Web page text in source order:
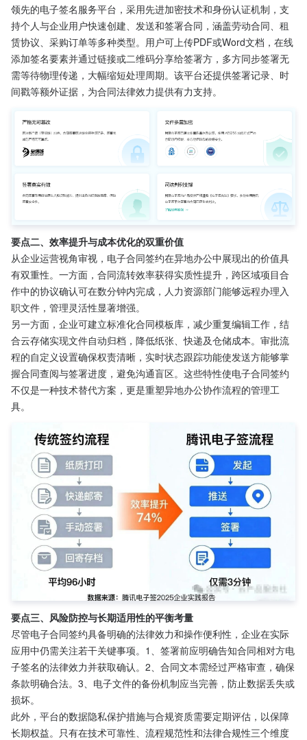
领先的电子签名服务平台，采用先进加密技术和身份认证机制，支
持个人与企业用户快速创建、发送和签署合同，涵盖劳动合同、租
赁协议、采购订单等多种类型。用户可上传PDF或Word文档，在线
添加签名要素并通过链接或二维码分享给签署方，多方同步签署无
需等待物理传递，大幅缩短处理周期。该平台还提供签署记录、时
间戳等额外证据，为合同法律效力提供有力支持。
要点二、效率提升与成本优化的双重价值
从企业运营视角审视，电子合同签约在异地办公中展现出的价值具
有双重性。一方面，合同流转效率获得实质性提升，跨区域项目合
作中的协议确认可在数分钟内完成，人力资源部门能够远程办理入
职文件，管理灵活性显著增强。
另一方面，企业可建立标准化合同模板库，减少重复编辑工作，结
合云存储实现文件自动归档，降低纸张、快递及仓储成本。审批流
程的自定义设置确保权责清晰，实时状态跟踪功能使发送方能够掌
握合同查阅与签署进度，避免沟通盲区。这些特性使电子合同签约
不仅是一种技术替代方案，更是重塑异地办公协作流程的管理工
具。
要点三、风险防控与长期适用性的平衡考量
尽管电子合同签约具备明确的法律效力和操作便利性，企业在实际
应用中仍需关注若干关键事项。1、签署前应明确告知合同相对方电
子签名的法律效力并获取确认。2、合同文本需经过严格审查，确保
条款明确合法。3、电子文件的备份机制应当完善，防止数据丢失或
损坏。
此外，平台的数据隐私保护措施与合规资质需要定期评估，以保障
长期权益。只有在技术可靠性、流程规范性和法律合规性三个维度